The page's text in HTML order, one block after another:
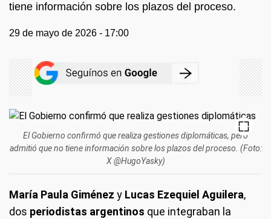
tiene información sobre los plazos del proceso.
29 de mayo de 2026 - 17:00
El Gobierno confirmó que realiza gestiones diplomáticas, pero
admitió que no tiene información sobre los plazos del proceso. (Foto:
X @HugoYasky)
María Paula Giménez y Lucas Ezequiel Aguilera,
dos periodistas argentinos que integraban la